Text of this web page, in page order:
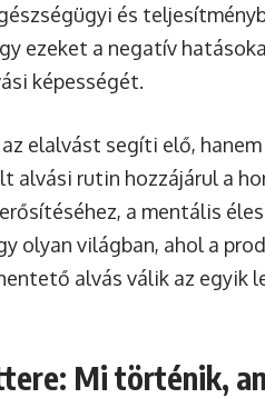
és
ezeket a negatív
képességét.
elalvást segíti elő,
rutin hozzájárul a
a mentális
olyan világban, ahol a
alvás válik az egyik
Mi történik,